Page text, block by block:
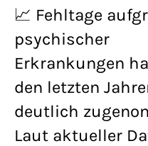
📈 Fehltage
psychischer
Erkrankungen
den letzten
deutlich
Laut aktueller